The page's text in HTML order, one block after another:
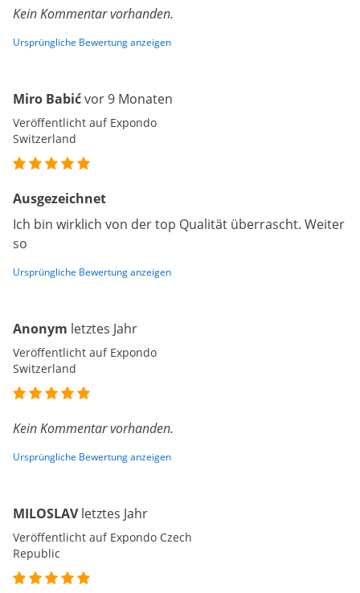
Kein Kommentar vorhanden.
Ursprüngliche Bewertung anzeigen
Miro Babićvor 9 Monaten
Veröffentlicht auf Expondo
Switzerland
Ausgezeichnet
Ich bin wirklich von der top Qualität überrascht. Weiter
so
Ursprüngliche Bewertung anzeigen
Anonym letztes Jahr
Veröffentlicht auf Expondo
Switzerland
Kein Kommentar vorhanden.
Ursprüngliche Bewertung anzeigen
MILOSLAVletztes Jahr
Veröffentlicht auf Expondo Czech
Republic